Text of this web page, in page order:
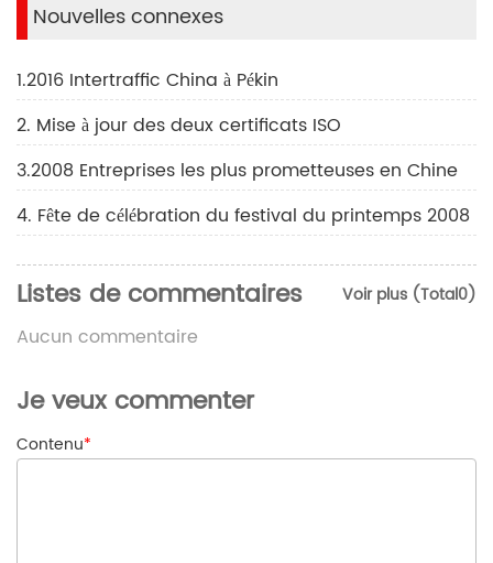
Nouvelles connexes
1.2016 Intertraffic China à Pékin
2. Mise à jour des deux certificats ISO
3.2008 Entreprises les plus prometteuses en Chine
4. Fête de célébration du festival du printemps 2008
Voir plus (Total0)
Listes de commentaires
Aucun commentaire
Je veux commenter
Contenu*